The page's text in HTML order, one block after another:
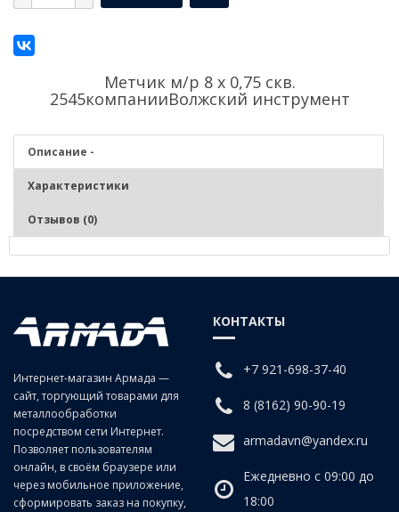
Метчик м/р 8 х 0,75 скв.
2545компанииВолжский инструмент
Описание -
Характеристики
Отзывов (0)
Нарезание и калибрование метрической внутренней резьбы в
заготовках изделиях из чугунов, сталей средней и низкой
твердости, цветных сплавов.
Для сквозных отверстий.
Интернет-магазин Армада —
сайт, торгующий товарами для
металлообработки
посредством сети Интернет.
Позволяет пользователям
онлайн, в своём браузере или
через мобильное приложение,
сформировать заказ на покупку,
КОНТАКТЫ
+7 921-698-37-40
8 (8162) 90-90-19
armadavn@yandex.ru
Ежедневно с 09:00 до
18:00